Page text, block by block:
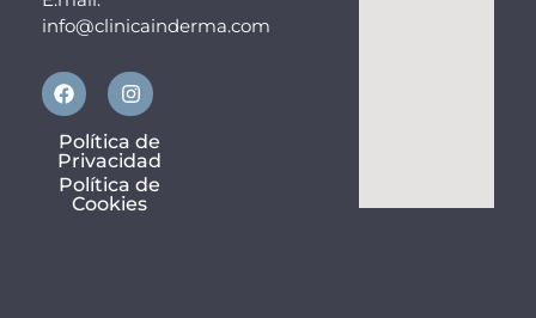
info@clinicainderma.com
F
a
c
e
b
o
o
I
n
s
t
a
g
r
Política de
Privacidad
Política de
Cookies